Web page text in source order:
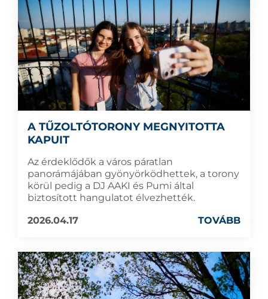
A TŰZOLTÓTORONY MEGNYITOTTA
KAPUIT
Az érdeklődők a város páratlan
panorámájában gyönyörködhettek, a torony
körül pedig a DJ AAKI és Pumi által
biztosított hangulatot élvezhették.
2026.04.17
TOVÁBB